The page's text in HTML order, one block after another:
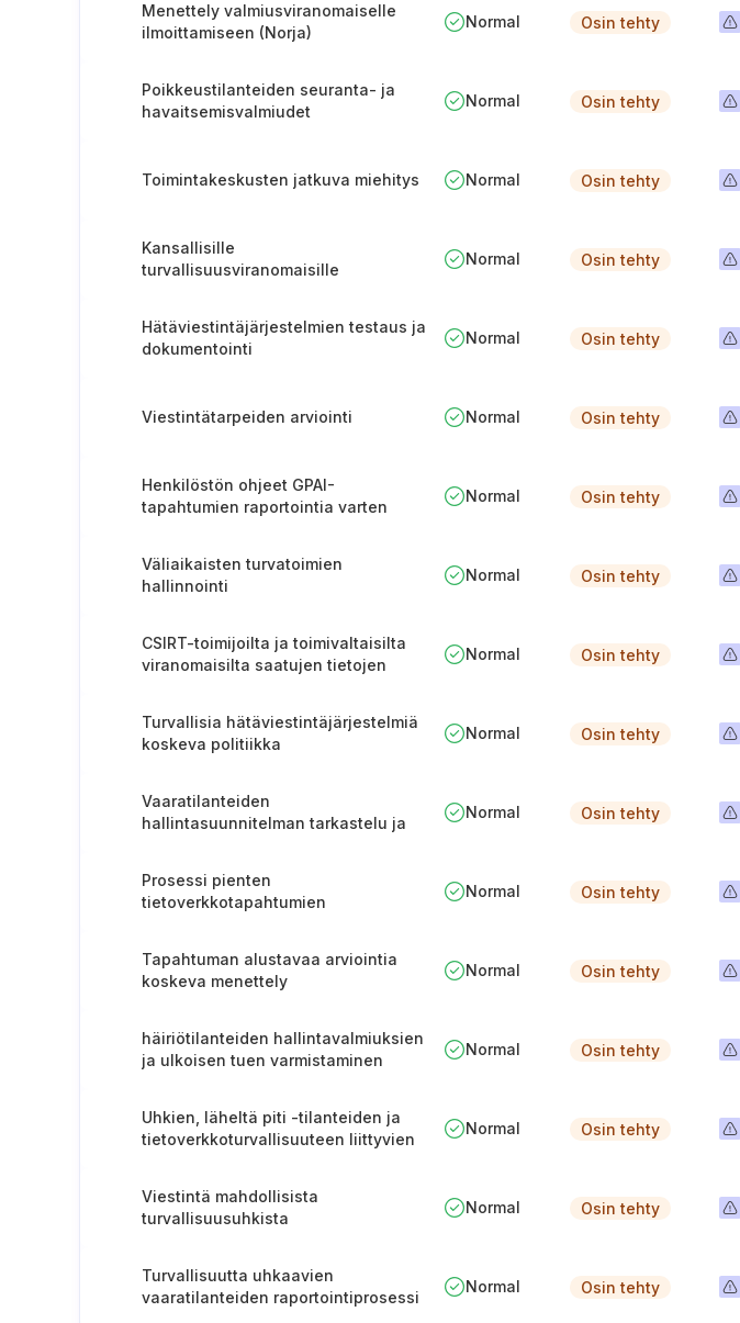
Menettely valmiusviranomaiselle
ilmoittamiseen (Norja)
Normal Osin tehty
Poikkeustilanteiden seuranta- ja
havaitsemisvalmiudet
Normal Osin tehty
Toimintakeskusten jatkuva miehitys Normal Osin tehty
Kansallisille
turvallisuusviranomaisille
Normal Osin tehty
Hätäviestintäjärjestelmien testaus ja
dokumentointi
Normal Osin tehty
Viestintätarpeiden arviointi Normal Osin tehty
Henkilöstön ohjeet GPAI-
tapahtumien raportointia varten
Normal Osin tehty
Väliaikaisten turvatoimien
hallinnointi
Normal Osin tehty
CSIRT-toimijoilta ja toimivaltaisilta
viranomaisilta saatujen tietojen
Normal Osin tehty
Turvallisia hätäviestintäjärjestelmiä
koskeva politiikka
Normal Osin tehty
Vaaratilanteiden
hallintasuunnitelman tarkastelu ja
Normal Osin tehty
Prosessi pienten
tietoverkkotapahtumien
Normal Osin tehty
Tapahtuman alustavaa arviointia
koskeva menettely
Normal Osin tehty
häiriötilanteiden hallintavalmiuksien
ja ulkoisen tuen varmistaminen
Normal Osin tehty
Uhkien, läheltä piti -tilanteiden ja
tietoverkkoturvallisuuteen liittyvien
Normal Osin tehty
Viestintä mahdollisista
turvallisuusuhkista
Normal Osin tehty
Turvallisuutta uhkaavien
vaaratilanteiden raportointiprosessi
Normal Osin tehty